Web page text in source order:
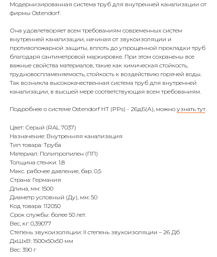
Модернизированная система труб для внутренней канализации от
фирмы Ostendorf.
Она удовлетворяет всем требованиям современных систем
внутренней канализации, начиная от звукоизоляции и
противопожарной защиты, вплоть до упрощенной прокладки труб
благодаря сантиметровой маркировке. При этом сохранены все
важные свойства материалов, такие как химическая стойкость,
трудновоспламеняемость, стойкость к воздействию горячей воды.
Так возникла высококачественная система труб для внутренней
канализации, в высшей мере соответствующая всем требованиям.
Подробнее о системе Ostendorf HT (PPs) - 26дБ(А), можно узнать тут.
Цвет: Серый (RAL 7037)
Назначение: Внутренняя канализация
Тип товара: Труба
Материал: Полипропилен (ПП)
Толщина стенки: 1,8
Макс. рабочее давление, бар: 0,5
Страна: Германия
Длина, мм: 1500
Диаметр условный (Ду), мм: 50
Код товара: 112050
Срок службы: более 50 лет.
Вес, кг: 0,39077
Степень звукоизоляции: II степень звукоизоляции – 26 Дб
ДxШxВ: 1500x50x50 мм
Вес: 390 г